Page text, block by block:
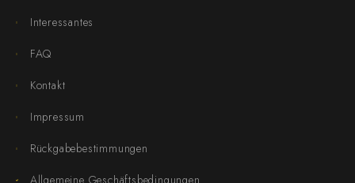
Interessantes
FAQ
Kontakt
Impressum
Rückgabebestimmungen
Allgemeine Geschäftsbedingungen